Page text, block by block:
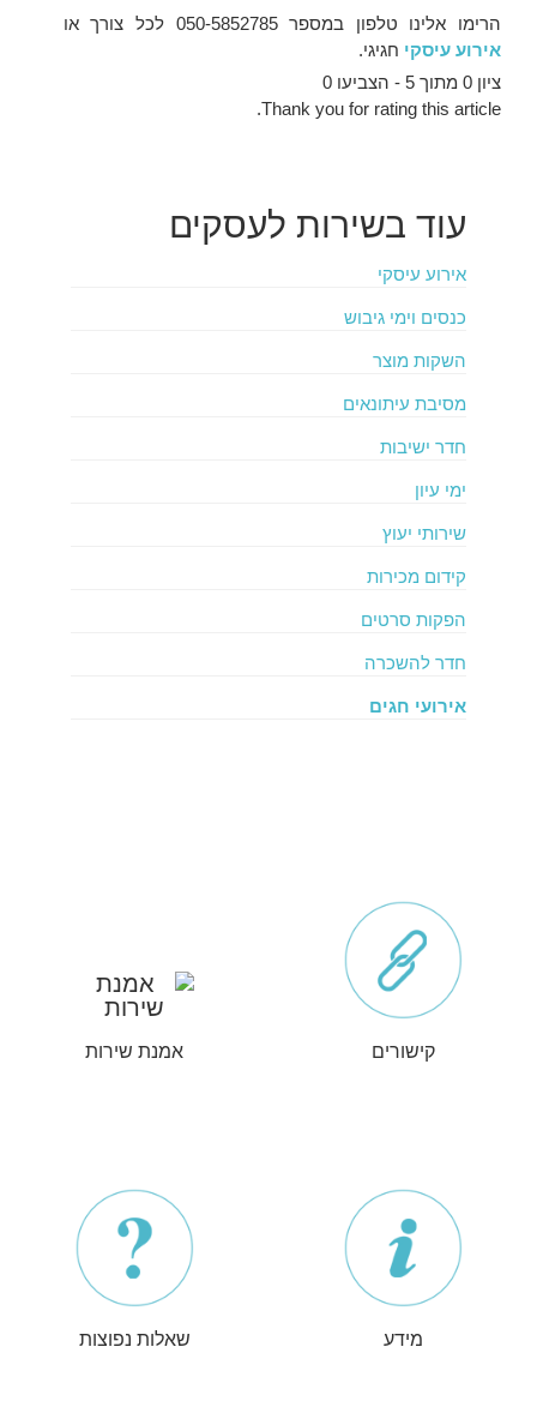
הרימו אלינו טלפון במספר 050-5852785 לכל צורך או
אירוע עיסקי חגיגי.
ציון 0 מתוך 5 - הצביעו 0
Thank you for rating this article.
עוד בשירות לעסקים
אירוע עיסקי
כנסים וימי גיבוש
השקות מוצר
מסיבת עיתונאים
חדר ישיבות
ימי עיון
שירותי יעוץ
קידום מכירות
הפקות סרטים
חדר להשכרה
אירועי חגים
קישורים אמנת שירות
מידע שאלות נפוצות